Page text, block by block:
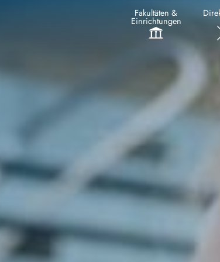
Fakultäten &
Einrichtungen